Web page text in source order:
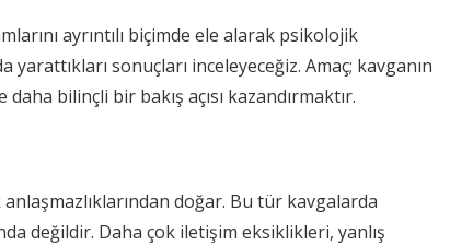
ayrıntılı biçimde ele alarak psikolojik
sonuçları inceleyeceğiz. Amaç; kavganın
bilinçli bir bakış açısı kazandırmaktır.
doğar. Bu tür kavgalarda
değildir. Daha çok iletişim eksiklikleri, yanlış